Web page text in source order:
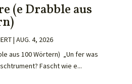
(e Drabble aus
| AUG. 4, 2026
aus 100 Wörtern) „Un fer was
Fascht wie e...